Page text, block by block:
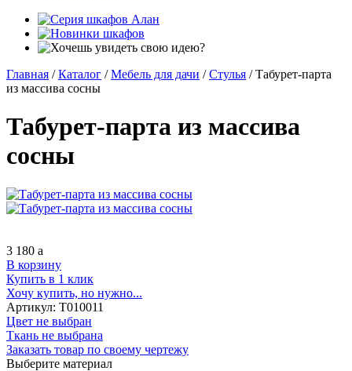
Главная / Каталог / Мебель для дачи / Стулья / Табурет-парта
из массива сосны
Табурет-парта из массива
сосны
3 180 a
В корзину
Купить в 1 клик
Хочу купить, но нужно...
Артикул: Т010011
Цвет не выбран
Ткань не выбрана
Заказать товар по своему чертежу
Выберите материал